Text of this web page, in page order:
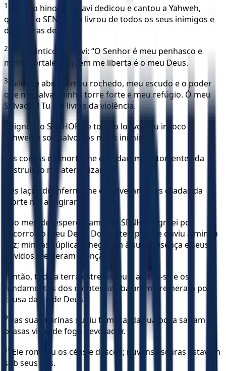
1
Este é o hino que Davi dedicou e cantou a Yahweh,
quando o SENHOR o livrou de todos os seus inimigos e
das garras de Saul.
2Diz o cântico de Davi: “O Senhor é meu penhasco e
minha fortaleza, quem me liberta é o meu Deus.
3
Nele me abrigo: meu rochedo, meu escudo e o poder
que me salva, minha torre forte e meu refúgio. Ó meu
Salvador! Tu me livras da violência.
Digno é o SENHOR de todo o louvor; eu invoco a
Yahweh e sou salvo dos meus inimigos.
As cordas da morte me enredaram; as torrentes da
destruição me aterrorizaram.
Os laços do inferno me envolveram, e as ciladas da
morte me atingiram.
No meu desespero clamei ao SENHOR; gritei por
socorro ao meu Deus. Do seu templo. Ele ouviu a minha
voz; minhas súplicas chegaram à sua presença e seus
ouvidos me deram atenção.
8
Então, toda a terra estremeceu e agitou-se e os
fundamentos dos montes se abalaram; tremeram por
causa da ira de Deus.
9
Das suas narinas subiu fumaça; da sua boca saíram
brasas vivas de fogo devorador.
10 Ele rompeu os céus e desceu; nuvens escuras estavam
sob seus pés.